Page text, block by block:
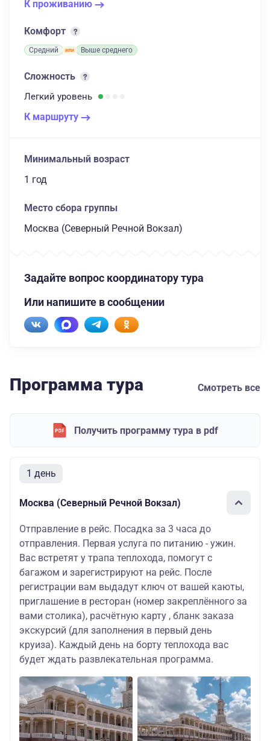
К проживанию
Комфорт
Средний Выше среднего
Сложность
Легкий уровень
К маршруту
Минимальный возраст
1 год
Место сбора группы
Москва (Северный Речной Вокзал)
Задайте вопрос координатору тура
Или напишите в сообщении
Программа тура Смотреть все
Получить программу тура в pdf
1 день
Москва (Северный Речной Вокзал)
Отправление в рейс. Посадка за 3 часа до
отправления. Первая услуга по питанию - ужин.
Вас встретят у трапа теплохода, помогут с
багажом и зарегистрируют на рейс. После
регистрации вам выдадут ключ от вашей каюты,
приглашение в ресторан (номер закреплённого за
вами столика), расчётную карту , бланк заказа
экскурсий (для заполнения в первый день
круиза). Каждый день на борту теплохода вас
будет ждать развлекательная программа.